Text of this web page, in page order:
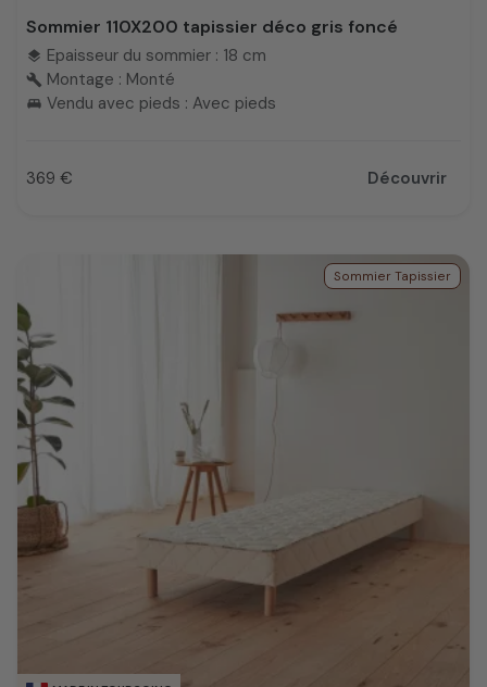
Sommier 110X200 tapissier déco gris foncé
layers Epaisseur du sommier : 18 cm
build Montage : Monté
king_bed Vendu avec pieds : Avec pieds
Prix
369 € Découvrir
Sommier Tapissier